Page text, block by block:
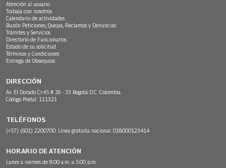
Atención al usuario
Trabaja con nosotros
Calendario de actividades
Buzón Peticiones, Quejas, Reclamos y Denuncias
Trámites y Servicios
Directorio de Funcionarios
Estado de su solicitud
Términos y Condiciones
Entrega de Obsequios
DIRECCIÓN
Av. El Dorado Cr.45 # 26 - 33 Bogotá D.C. Colombia.
Código Postal: 111321
TELÉFONOS
(+57) (601) 2200700. Línea gratuita nacional: 018000123414
HORARIO DE ATENCIÓN
Lunes a viernes de 8:00 a.m. a 5:00 p.m.